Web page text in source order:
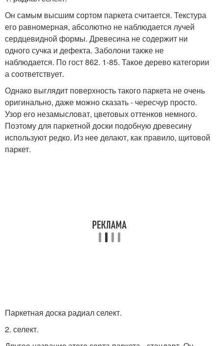
Он самым высшим сортом паркета считается. Текстура
его равномерная, абсолютно не наблюдается лучей
сердцевидной формы. Древесина не содержит ни
одного сучка и дефекта. Заболони также не
наблюдается. По гост 862. 1-85. Такое дерево категории
а соответствует.
Однако выглядит поверхность такого паркета не очень
оригинально, даже можно сказать - чересчур просто.
Узор его незамысловат, цветовых оттенков немного.
Поэтому для паркетной доски подобную древесину
используют редко. Из нее делают, как правило, щитовой
паркет.
Паркетная доска радиал селект.
2. селект.